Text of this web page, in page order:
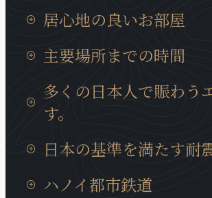
タンロン工業団地までの移動時間は
国際空港までは30分と通勤等にも非
居心地の良いお部屋
日本製の設備が充実していて、ベト
日本の我が家の居心地に癒やされます
主要場所までの時間
タンロン工業団地までの移動時間は
国際空港までは30分と通勤等にも非
に位置しております。
多くの日本人で賑わう
す。
近くには多くの日系企業も、キムマ
ン通りに集まっています。また、周辺
宅街にも近いロケーションです。
日本の基準を満たす耐
ハノイの建造物では非常にめずらい
ルディングで、安心に宿泊できます。
ハノイ都市鉄道